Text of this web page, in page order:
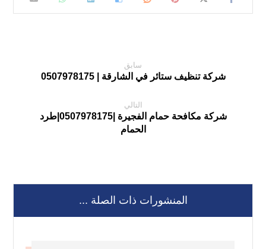
سابق
شركة تنظيف ستائر في الشارقة | 0507978175
التالي
شركة مكافحة حمام الفجيرة |0507978175|طرد
الحمام
المنشورات ذات الصلة ...